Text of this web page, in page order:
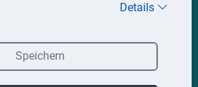
Details
Speichern